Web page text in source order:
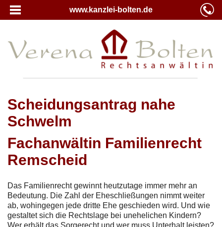
www.kanzlei-bolten.de
Scheidungsantrag nahe
Schwelm
Fachanwältin Familienrecht
Remscheid
Das Familienrecht gewinnt heutzutage immer mehr an
Bedeutung. Die Zahl der Eheschließungen nimmt weiter
ab, wohingegen jede dritte Ehe geschieden wird. Und wie
gestaltet sich die Rechtslage bei unehelichen Kindern?
Wer erhält das Sorgerecht und wer muss Unterhalt leisten?